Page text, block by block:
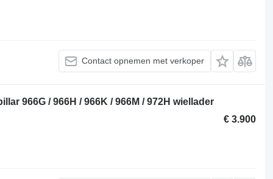
Contact opnemen met verkoper
966G / 966H / 966K / 966M / 972H wiellader
€ 3.900